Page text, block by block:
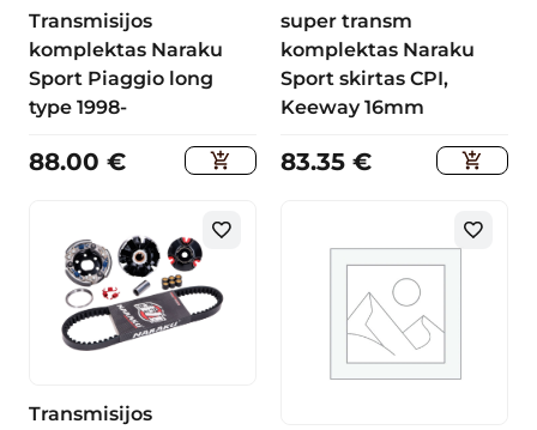
Transmisijos
komplektas Naraku
Sport Piaggio long
type 1998-
88.00 €
super transm
komplektas Naraku
Sport skirtas CPI,
Keeway 16mm
83.35 €
Transmisijos